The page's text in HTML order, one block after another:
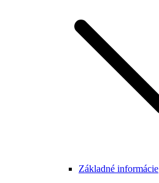
Základné informácie